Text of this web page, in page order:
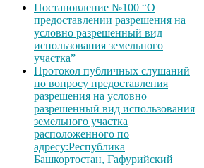
Постановление №100 “О
предоставлении разрешения на
условно разрешенный вид
использования земельного
участка”
Протокол публичных слушаний
по вопросу предоставления
разрешения на условно
разрешенный вид использования
земельного участка
расположенного по
адресу:Республика
Башкортостан, Гафурийский